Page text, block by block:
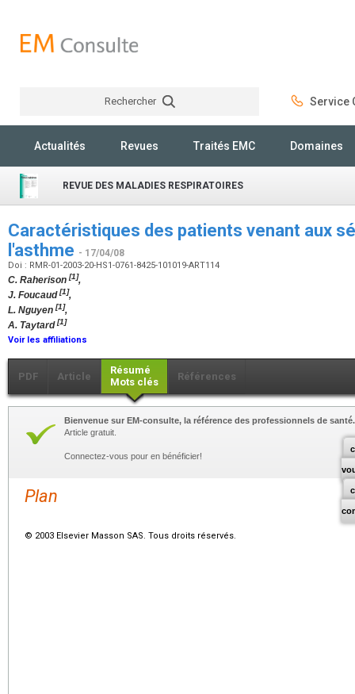
Rechercher Service
Actualités Revues Traités EMC Domaines
REVUE DES MALADIES RESPIRATOIRES
Caractéristiques des patients venant aux
l'asthme - 17/04/08
Doi : RMR-01-2003-20-HS1-0761-8425-101019-ART114
C. Raherison [1],
J. Foucaud[1],
L. Nguyen [1],
A. Taytard[1]
Voir les affiliations
PDF Article
Résumé
Mots clés
Références
Bienvenue sur EM-consulte, la référence des professionnels de santé.
Article gratuit.
Connectez-vous pour en bénéficier!
Plan
© 2003 Elsevier Masson SAS. Tous droits réservés.